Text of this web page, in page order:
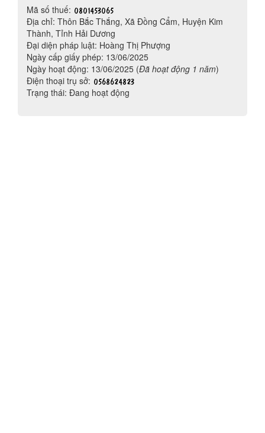
Mã số thuế:
Địa chỉ: Thôn Bắc Thắng, Xã Đồng Cẩm, Huyện Kim
Thành, Tỉnh Hải Dương
Đại diện pháp luật: Hoàng Thị Phượng
Ngày cấp giấy phép: 13/06/2025
Ngày hoạt động: 13/06/2025 (Đã hoạt động 1 năm)
Điện thoại trụ sở:
Trạng thái: Đang hoạt động